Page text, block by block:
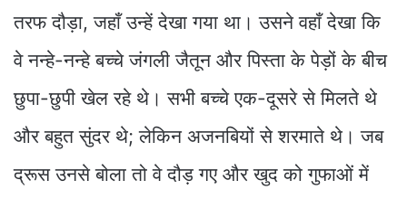
तरफ दौड़ा, जहाँ उन्हें देखा गया था। उसने वहाँ देखा कि
वे नन्हे-नन्हे बच्चे जंगली जैतून और पिस्ता के पेड़ों के बीच
छुपा-छुपी खेल रहे थे। सभी बच्चे एक-दूसरे से मिलते थे
और बहुत सुंदर थे; लेकिन अजनबियों से शरमाते थे। जब
द्रूस उनसे बोला तो वे दौड़ गए और खुद को गुफाओं में